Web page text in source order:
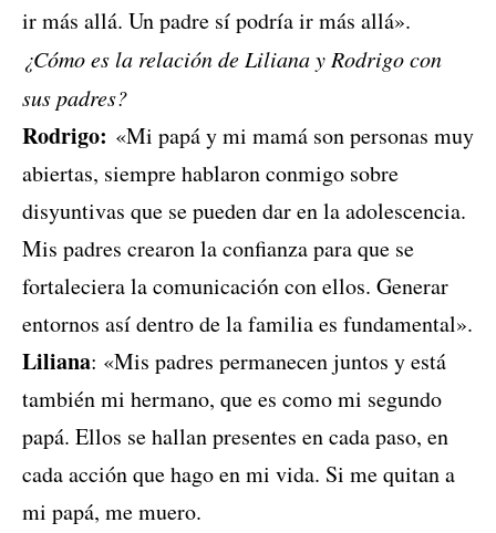
ir más allá. Un padre sí podría ir más allá».
¿Cómo es la relación de Liliana y Rodrigo con
sus padres?
Rodrigo: «Mi papá y mi mamá son personas muy
abiertas, siempre hablaron conmigo sobre
disyuntivas que se pueden dar en la adolescencia.
Mis padres crearon la confianza para que se
fortaleciera la comunicación con ellos. Generar
entornos así dentro de la familia es fundamental».
Liliana: «Mis padres permanecen juntos y está
también mi hermano, que es como mi segundo
papá. Ellos se hallan presentes en cada paso, en
cada acción que hago en mi vida. Si me quitan a
mi papá, me muero.